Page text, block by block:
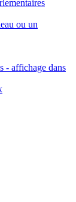
ou un
- affichage dans